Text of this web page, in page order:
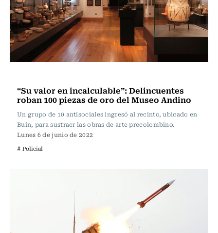
“Su valor en incalculable”: Delincuentes
roban 100 piezas de oro del Museo Andino
Un grupo de 10 antisociales ingresó al recinto, ubicado en
Buin, para sustraer las obras de arte precolombino.
Lunes 6 de junio de 2022
# Policial